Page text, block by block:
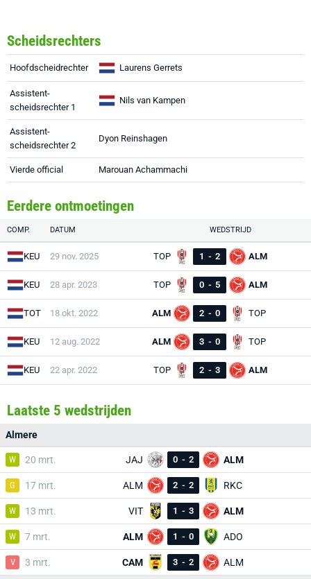
Scheidsrechters
Hoofdscheidrechter Laurens Gerrets
Assistent-
scheidsrechter 1
Nils van Kampen
Assistent-
scheidsrechter 2
Dyon Reinshagen
Vierde official Marouan Achammachi
Eerdere ontmoetingen
COMP. DATUM WEDSTRIJD
KEU 29 nov. 2025 TOP 1 - 2 ALM
KEU 28 apr. 2023 TOP 0 - 5 ALM
TOT 18 okt. 2022 ALM 2 - 0 TOP
KEU 12 aug. 2022 ALM 3 - 0 TOP
KEU 22 apr. 2022 TOP 2 - 3 ALM
Laatste 5 wedstrijden
Almere
W 20 mrt. JAJ 0 - 2 ALM
G 17 mrt. ALM 2 - 2 RKC
W 13 mrt. VIT 1 - 3 ALM
W 7 mrt. ALM 1 - 0 ADO
V 3 mrt. CAM 3 - 2 ALM